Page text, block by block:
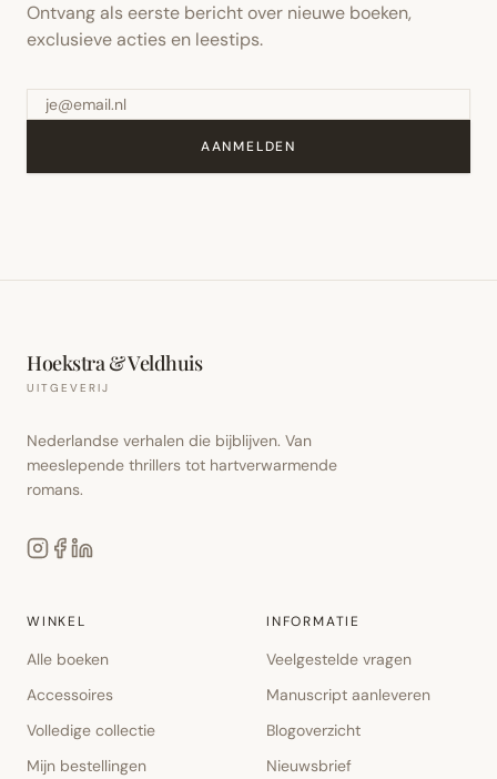
Ontvang als eerste bericht over nieuwe boeken,
exclusieve acties en leestips.
AANMELDEN
Hoekstra & Veldhuis
UITGEVERIJ
Nederlandse verhalen die bijblijven. Van
meeslepende thrillers tot hartverwarmende
romans.
WINKEL
Alle boeken
Accessoires
Volledige collectie
Mijn bestellingen
INFORMATIE
Veelgestelde vragen
Manuscript aanleveren
Blogoverzicht
Nieuwsbrief